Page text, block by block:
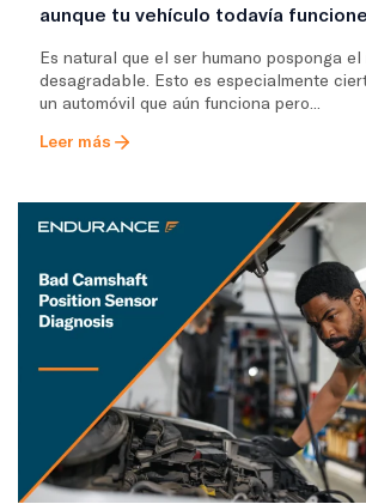
aunque tu vehículo todavía
Es natural que el ser humano posponga
desagradable. Esto es especialmente
un automóvil que aún funciona pero...
Leer más